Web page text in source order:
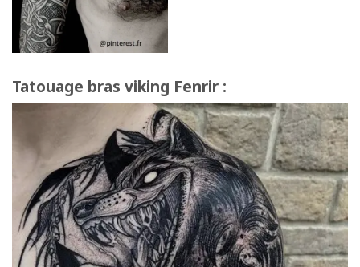
Tatouage bras viking Fenrir :